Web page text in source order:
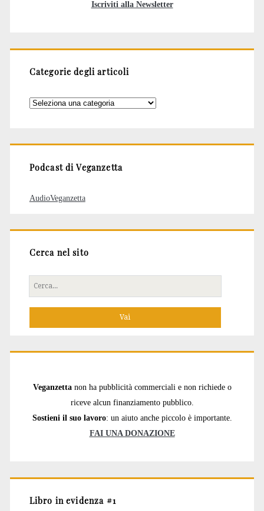
Iscriviti alla Newsletter
Categorie degli articoli
Categorie
Podcast di Veganzetta
AudioVeganzetta
Cerca nel sito
Cerca
per:
Veganzetta non ha pubblicità commerciali e non richiede o
riceve alcun finanziamento pubblico.
Sostieni il suo lavoro: un aiuto anche piccolo è importante.
FAI UNA DONAZIONE
Libro in evidenza #1